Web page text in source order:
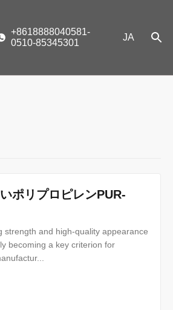
+8618888040581-
0510-85345301
JA
ポリプロピレンPUR-
strength and high-quality appearance
becoming a key criterion for